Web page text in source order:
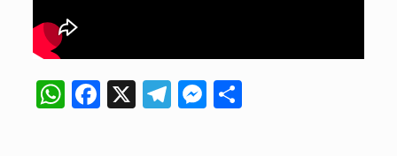
WhatsApp
Facebook
X Telegram
Messenger